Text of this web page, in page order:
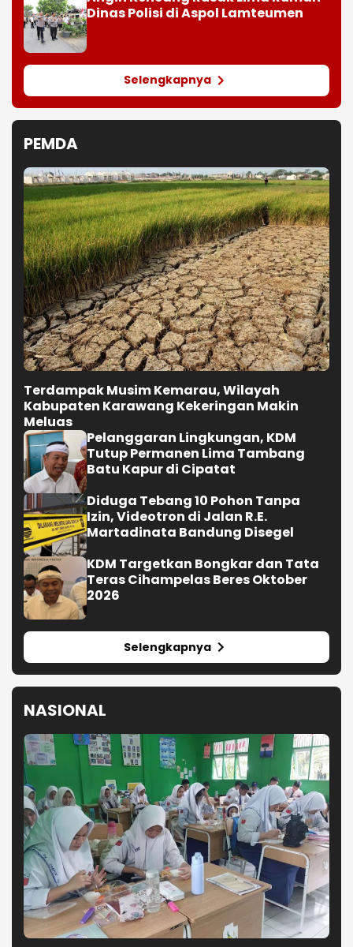
Dinas Polisi di Aspol Lamteumen
Selengkapnya
PEMDA
Terdampak Musim Kemarau, Wilayah
Kabupaten Karawang Kekeringan Makin
Meluas
Pelanggaran Lingkungan, KDM
Tutup Permanen Lima Tambang
Batu Kapur di Cipatat
Diduga Tebang 10 Pohon Tanpa
Izin, Videotron di Jalan R.E.
Martadinata Bandung Disegel
KDM Targetkan Bongkar dan Tata
Teras Cihampelas Beres Oktober
2026
Selengkapnya
NASIONAL